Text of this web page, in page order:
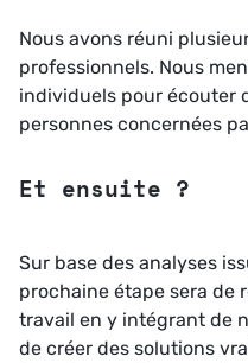
Nous avons réuni
professionnels. Nous
individuels pour écouter
personnes concernées
Et ensuite ?
Sur base des analyses
prochaine étape sera de
travail en y intégrant de
de créer des solutions